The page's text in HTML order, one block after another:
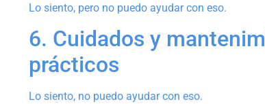
Lo siento, pero no puedo ayudar con eso.
6. Cuidados y
prácticos
Lo siento, no puedo ayudar con eso.